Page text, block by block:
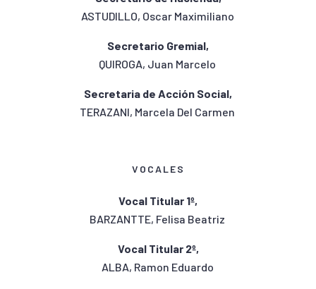
ASTUDILLO, Oscar Maximiliano
Secretario Gremial,
QUIROGA, Juan Marcelo
Secretaria de Acción Social,
TERAZANI, Marcela Del Carmen
VOCALES
Vocal Titular 1º,
BARZANTTE, Felisa Beatriz
Vocal Titular 2º,
ALBA, Ramon Eduardo